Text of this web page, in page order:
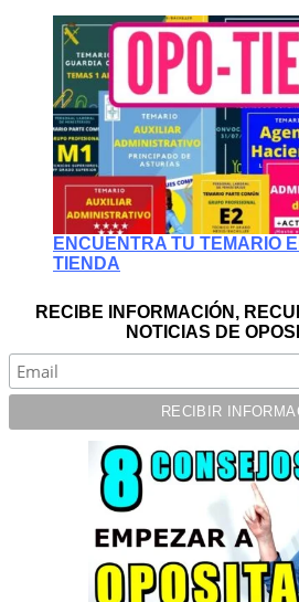
ENCUENTRA TU TEMARIO
TIENDA
RECIBE INFORMACIÓN,
NOTICIAS DE